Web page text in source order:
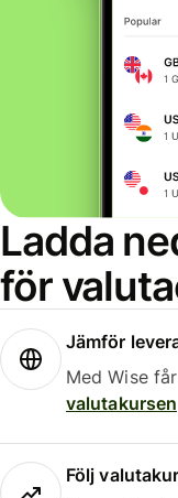
Ladda
för
Jämför
Med Wise
valutakursen
Följ